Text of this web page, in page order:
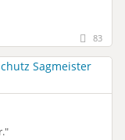
83